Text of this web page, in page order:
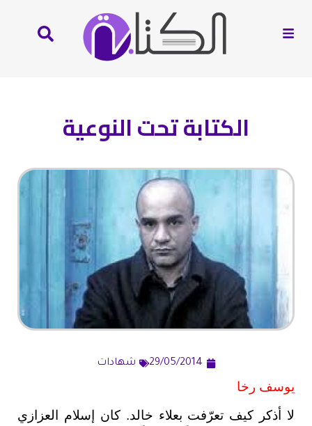
الكتابة تحت النوعية
29/05/2014 شهادات
يوسف رخا
لا أذكر كيف تعرّفت بعلاء خالد. كان إسلام العزازي